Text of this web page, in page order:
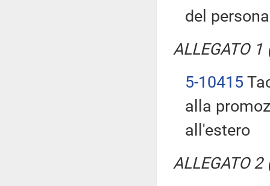
del
ALLEGATO
5-10415
alla
all'estero
ALLEGATO